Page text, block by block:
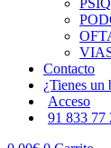
Contacto
¿Tienes un
Acceso
91 833 77